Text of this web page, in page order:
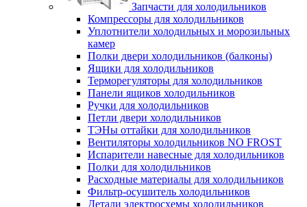
Запчасти для холодильников
Компрессоры для холодильников
Уплотнители холодильных и морозильных
камер
Полки двери холодильников (балконы)
Ящики для холодильников
Терморегуляторы для холодильников
Панели ящиков холодильников
Ручки для холодильников
Петли двери холодильников
ТЭНы оттайки для холодильников
Вентиляторы холодильников NO FROST
Испарители навесные для холодильников
Полки для холодильников
Расходные материалы для холодильников
Фильтр-осушитель холодильников
Детали электросхемы холодильников